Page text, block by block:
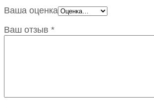
Ваша оценка
Ваш отзыв *